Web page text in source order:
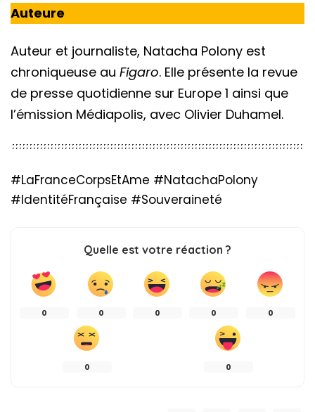
Auteure
Auteur et journaliste, Natacha Polony est
chroniqueuse au Figaro. Elle présente la revue
de presse quotidienne sur Europe 1 ainsi que
l’émission Médiapolis, avec Olivier Duhamel.
#LaFranceCorpsEtAme #NatachaPolony
#IdentitéFrançaise #Souveraineté
Quelle est votre réaction ?
0 0 0 0 0
0 0